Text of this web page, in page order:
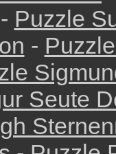
- Puzzle
-
Seute